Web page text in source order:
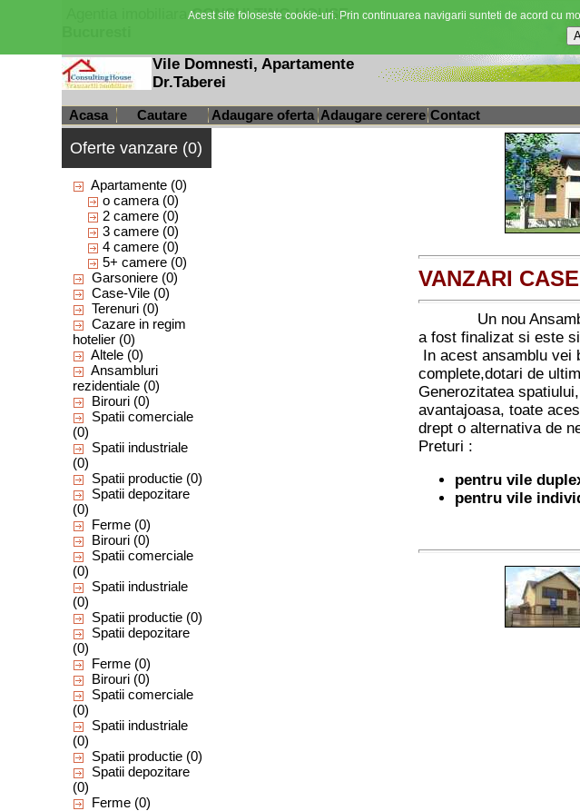
Agentia imobiliaraCONSULTING HOUSE -
Vile Domnesti, Apartamente
Dr.Taberei
Acasa Cautare Adaugare oferta Adaugare cerere Contact
Oferte vanzare (0)
Apartamente(0)
o camera(0)
2 camere(0)
3 camere(0)
4 camere(0)
5+ camere(0)
Garsoniere(0)
Case-Vile(0)
Terenuri(0)
Cazare in regim
hotelier(0)
Altele(0)
Ansambluri
rezidentiale(0)
Birouri(0)
Spatii comerciale
(0)
Spatii industriale
(0)
Spatii productie(0)
Spatii depozitare
(0)
Ferme(0)
Birouri(0)
Spatii comerciale
(0)
Spatii industriale
(0)
Spatii productie(0)
Spatii depozitare
(0)
Ferme(0)
Birouri(0)
Spatii comerciale
(0)
Spatii industriale
(0)
Spatii productie(0)
Spatii depozitare
(0)
Ferme(0)
VANZARI
Un nou
a fost finalizat si este
In acest ansamblu vei
complete,dotari de
Generozitatea
avantajoasa, toate
drept o alternativa de
Preturi :
pentru vile
pentru vile
Acest site foloseste cookie-uri. Prin continuarea navigarii sunteti de acord cu